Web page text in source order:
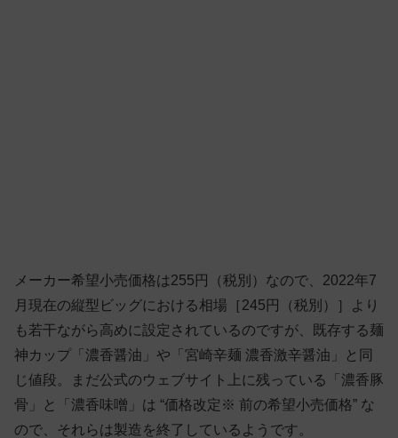
メーカー希望小売価格は255円（税別）なので、2022年7
月現在の縦型ビッグにおける相場［245円（税別）］より
も若干ながら高めに設定されているのですが、既存する麺
神カップ「濃香醤油」や「宮崎辛麺 濃香激辛醤油」と同
じ値段。まだ公式のウェブサイト上に残っている「濃香豚
骨」と「濃香味噌」は “価格改定※ 前の希望小売価格” な
ので、それらは製造を終了しているようです。